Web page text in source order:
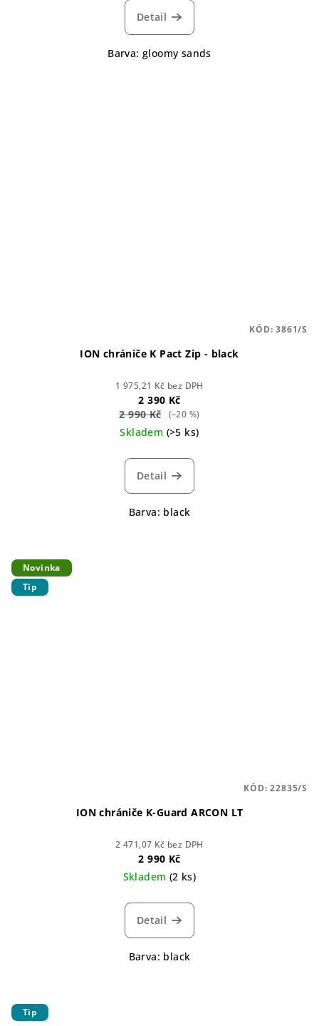
Detail
Barva: gloomy sands
ION chrániče K Pact Zip - black
1 975,21 Kč bez DPH
2 390 Kč
2 990 Kč
(–20 %)
Skladem (>5 ks)
Detail
Barva: black
KÓD:3861/S
Novinka
Tip
ION chrániče K-Guard ARCON LT
2 471,07 Kč bez DPH
2 990 Kč
Skladem (2 ks)
Detail
Barva: black
KÓD:22835/S
Tip